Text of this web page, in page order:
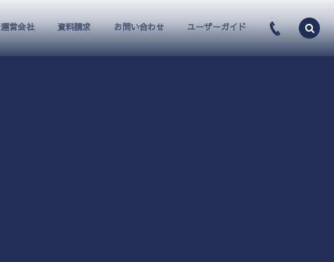
運営会社 資料請求 お問い合わせ ユーザーガイド